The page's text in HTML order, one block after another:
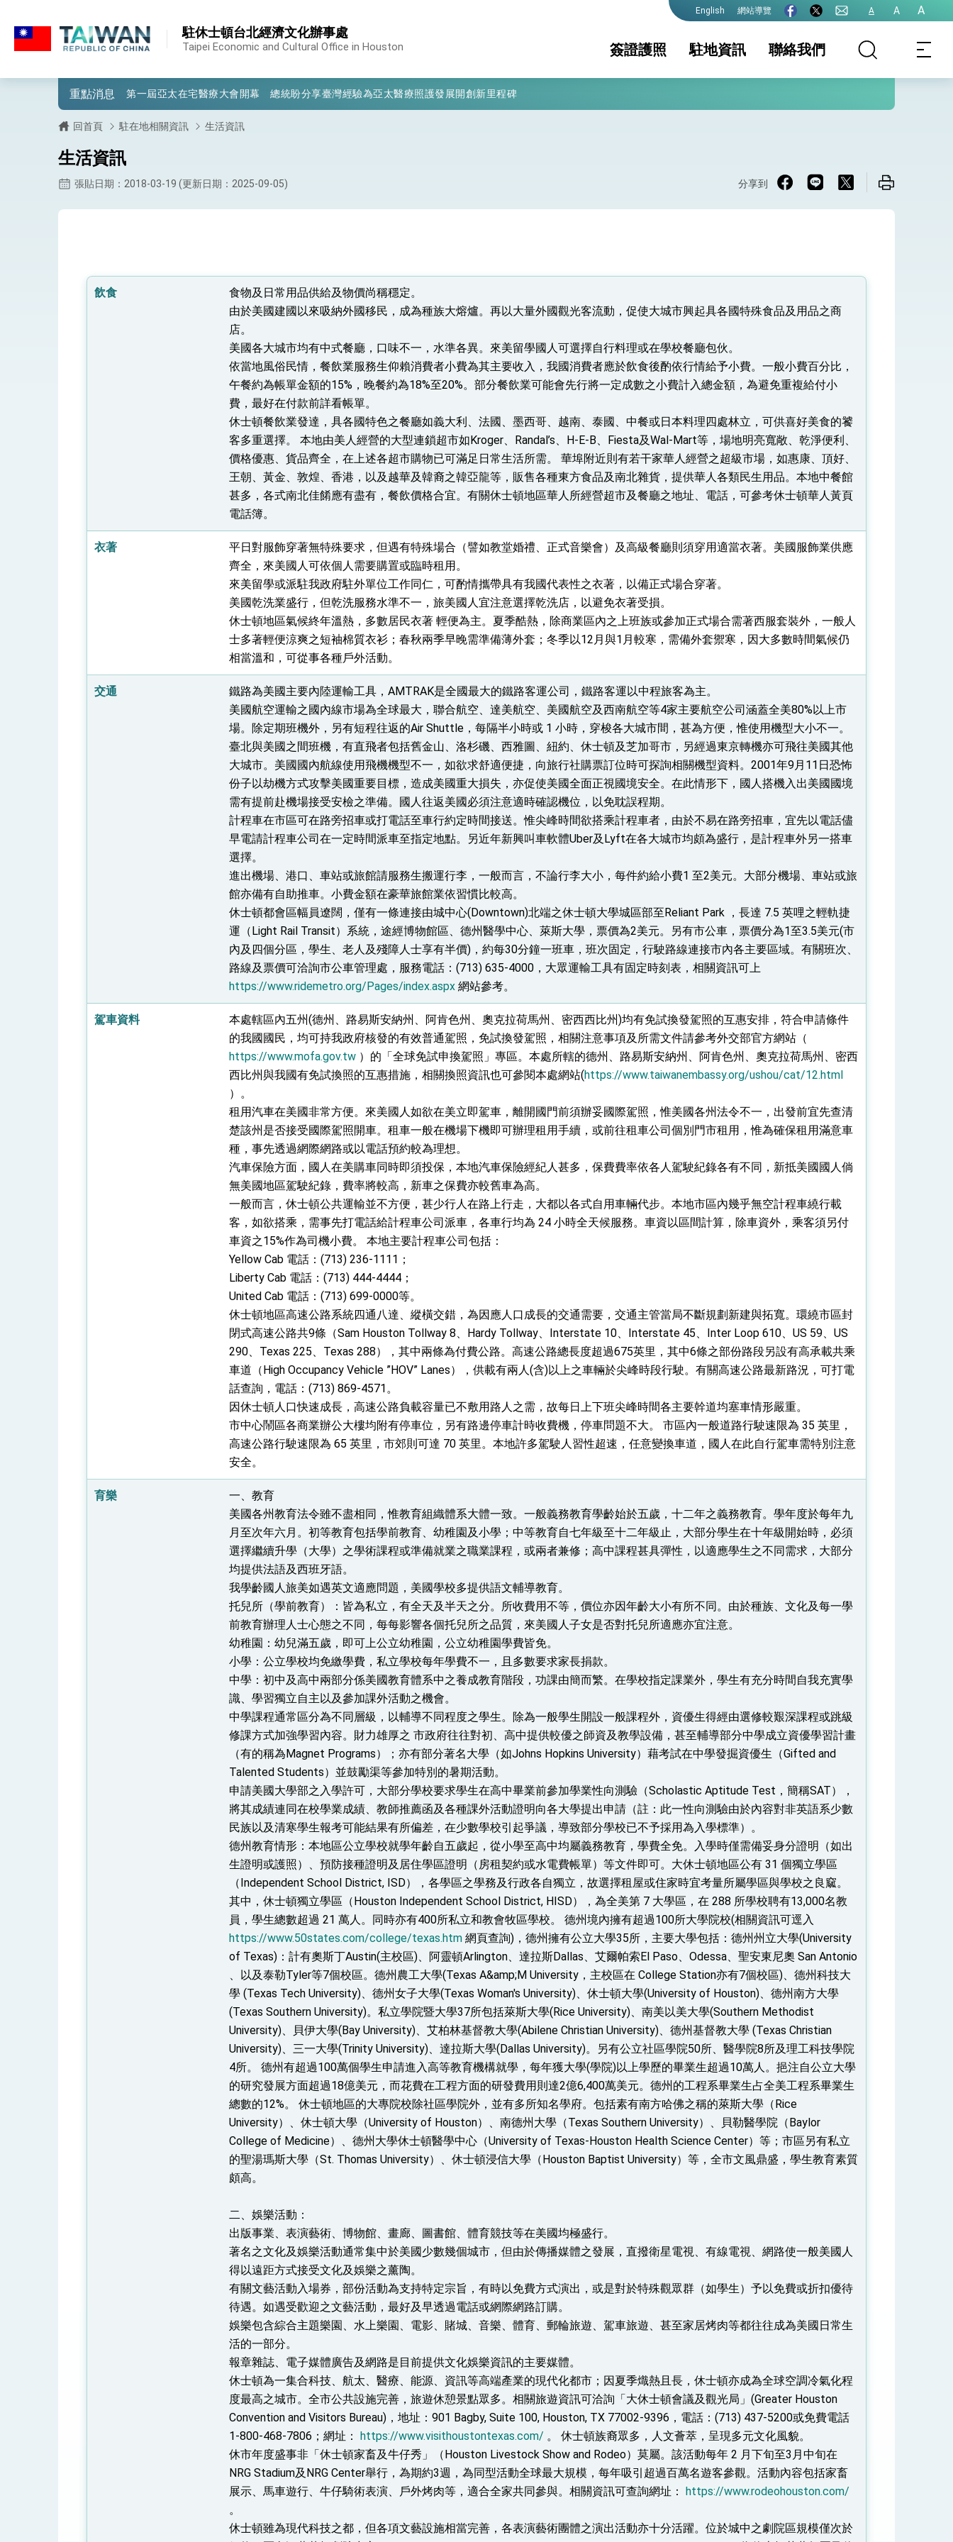
English 網站導覽 A A A
駐休士頓台北經濟文化辦事處
Taipei Economic and Cultural Office in Houston 簽證護照
服務時間(含年度國
重要公告 護照
駐地資訊
簽證及入境須知 駐地基本資料
生活資訊
聯絡我們
重點消息
外交部重要言論
第一屆亞太在宅醫療大會開幕 總統盼分享臺灣經驗為亞太醫療照護發展開創新里程碑
外交部發布WHA文宣影片「台灣醫療點亮世界」及「台灣智慧醫療與健康產業展」預告短片，向世界展現台灣守護全球健康的創新能量
堅定走向世界 賴總統抵達史瓦帝尼王國進行國是訪問
總統與五院院長新春茶敘 盼化分歧為團結、為國家邁出合作第一步
臺美簽署「對等貿易協定」確立對等關稅15%且不疊加 我輸美2072項產品豁免對等關稅
外交部長林佳龍於《外交事務》撰文指出：自由世界 需要台灣，團結合作方能守護繁榮
外交部長林佳龍出席《台灣光華雜誌》50週年慶「見證蛻變，分享世界的光華」開幕式，期許數位轉 型迎向下個50年
總統主持「台美經濟繁榮夥伴對話」記者會 說明臺美合作三大戰略方向 盼與民主夥伴共同引領 下一個世代的繁榮
外交部長林佳龍接受印尼「時代雜誌」專訪，闡述印太安全局勢，籲深化台印尼半導體供應鏈合作
外交部長林佳龍午宴歡迎美國聯邦參議員蓋耶哥訪問團
外交部長林佳龍接見美國智庫「德國馬歇爾基金會」訪問團一行，深化跨大西洋戰略夥伴關係
臺美經貿談判獲階段性成果 卓揆期勉爭取時間完成「臺美對等貿易協定」簽署
卓揆：臺美關稅談判階段性結果有助臺灣取得有利戰略地位 全力支持「臺美對等貿易協定」簽署
外交部與數位發展部攜手合作，整合台灣雄厚數位實力，達成固邦榮邦目標
外交部長林佳龍主持第35次「參與亞太經濟合作策略小組」跨部會會議
民調顯示多數國人滿意政府外交表現，高度支持「總合外交」與台歐美日關係深化
總統以「韌性之島，希望之光」為題發表2026新 年談話
總統主持「守護民主台灣國安行動方案」記者會 強調以實力守護台海和平 以決心掌握國家命運
變局中 奮起的新臺灣 總統發表國慶演說
總統發表執政周年談話 盼面對未來挑戰 堅持團結 迎風轉型 穩健前行
我國政府將在美國亞利桑納州設立「駐鳳凰城辦事處」，進一步深化台美交流合作
回首頁 駐在地相關資訊 生活資訊
生活資訊
張貼日期：2018-03-19 (更新日期：2025-09-05) 分享到
飲食
食物及日常用品供給及物價尚稱穩定。
由於美國建國以來吸納外國移民，成為種族大熔爐。再以大量外國觀光客流動，促使大城市興起具各國特殊食品及用品之商
店。
美國各大城市均有中式餐廳，口味不一，水準各異。來美留學國人可選擇自行料理或在學校餐廳包伙。
依當地風俗民情，餐飲業服務生仰賴消費者小費為其主要收入，我國消費者應於飲食後酌依行情給予小費。一般小費百分比，
午餐約為帳單金額的15%，晚餐約為18%至20%。部分餐飲業可能會先行將一定成數之小費計入總金額，為避免重複給付小
費，最好在付款前詳看帳單。
休士頓餐飲業發達，具各國特色之餐廳如義大利、法國、墨西哥、越南、泰國、中餐或日本料理四處林立，可供喜好美食的饕
客多重選擇。 本地由美人經營的大型連鎖超市如Kroger、Randal’s、H-E-B、Fiesta及Wal-Mart等，場地明亮寬敞、乾淨便利、
價格優惠、貨品齊全，在上述各超市購物已可滿足日常生活所需。 華埠附近則有若干家華人經營之超級市場，如惠康、頂好、
王朝、黃金、敦煌、香港，以及越華及韓裔之韓亞龍等，販售各種東方食品及南北雜貨，提供華人各類民生用品。本地中餐館
甚多，各式南北佳餚應有盡有，餐飲價格合宜。有關休士頓地區華人所經營超市及餐廳之地址、電話，可參考休士頓華人黃頁
電話簿。
衣著
平日對服飾穿著無特殊要求，但遇有特殊場合（譬如教堂婚禮、正式音樂會）及高級餐廳則須穿用適當衣著。美國服飾業供應
齊全，來美國人可依個人需要購置或臨時租用。
來美留學或派駐我政府駐外單位工作同仁，可酌情攜帶具有我國代表性之衣著，以備正式場合穿著。
美國乾洗業盛行，但乾洗服務水準不一，旅美國人宜注意選擇乾洗店，以避免衣著受損。
休士頓地區氣候終年溫熱，多數居民衣著 輕便為主。夏季酷熱，除商業區內之上班族或參加正式場合需著西服套裝外，一般人
士多著輕便涼爽之短袖棉質衣衫；春秋兩季早晚需準備薄外套；冬季以12月與1月較寒，需備外套禦寒，因大多數時間氣候仍
相當溫和，可從事各種戶外活動。
交通
鐵路為美國主要內陸運輸工具，AMTRAK是全國最大的鐵路客運公司，鐵路客運以中程旅客為主。
美國航空運輸之國內線市場為全球最大，聯合航空、達美航空、美國航空及西南航空等4家主要航空公司涵蓋全美80%以上市
場。除定期班機外，另有短程往返的Air Shuttle，每隔半小時或 1 小時，穿梭各大城市間，甚為方便，惟使用機型大小不一。
臺北與美國之間班機，有直飛者包括舊金山、洛杉磯、西雅圖、紐約、休士頓及芝加哥市，另經過東京轉機亦可飛往美國其他
大城市。美國國內航線使用飛機機型不一，如欲求舒適便捷，向旅行社購票訂位時可探詢相關機型資料。2001年9月11日恐怖
份子以劫機方式攻擊美國重要目標，造成美國重大損失，亦促使美國全面正視國境安全。在此情形下，國人搭機入出美國國境
需有提前赴機場接受安檢之準備。國人往返美國必須注意適時確認機位，以免耽誤程期。
計程車在市區可在路旁招車或打電話至車行約定時間接送。惟尖峰時間欲搭乘計程車者，由於不易在路旁招車，宜先以電話儘
早電請計程車公司在一定時間派車至指定地點。另近年新興叫車軟體Uber及Lyft在各大城市均頗為盛行，是計程車外另一搭車
選擇。
進出機場、港口、車站或旅館請服務生搬運行李，一般而言，不論行李大小，每件約給小費1 至2美元。大部分機場、車站或旅
館亦備有自助推車。小費金額在豪華旅館業依習慣比較高。
休士頓都會區幅員遼闊，僅有一條連接由城中心(Downtown)北端之休士頓大學城區部至Reliant Park ，長達 7.5 英哩之輕軌捷
運（Light Rail Transit）系統，途經博物館區、德州醫學中心、萊斯大學，票價為2美元。另有市公車，票價分為1至3.5美元(市
內及四個分區，學生、老人及殘障人士享有半價)，約每30分鐘一班車，班次固定，行駛路線連接市內各主要區域。有關班次、
路線及票價可洽詢市公車管理處，服務電話：(713) 635-4000，大眾運輸工具有固定時刻表，相關資訊可上
https://www.ridemetro.org/Pages/index.aspx 網站參考。
駕車資料
本處轄區內五州(德州、路易斯安納州、阿肯色州、奧克拉荷馬州、密西西比州)均有免試換發駕照的互惠安排，符合申請條件
的我國國民，均可持我政府核發的有效普通駕照，免試換發駕照，相關注意事項及所需文件請參考外交部官方網站（
https://www.mofa.gov.tw ）的「全球免試申換駕照」專區。本處所轄的德州、路易斯安納州、阿肯色州、奧克拉荷馬州、密西
西比州與我國有免試換照的互惠措施，相關換照資訊也可參閱本處網站(https://www.taiwanembassy.org/ushou/cat/12.html
）。
租用汽車在美國非常方便。來美國人如欲在美立即駕車，離開國門前須辦妥國際駕照，惟美國各州法令不一，出發前宜先查清
楚該州是否接受國際駕照開車。租車一般在機場下機即可辦理租用手續，或前往租車公司個別門市租用，惟為確保租用滿意車
種，事先透過網際網路或以電話預約較為理想。
汽車保險方面，國人在美購車同時即須投保，本地汽車保險經紀人甚多，保費費率依各人駕駛紀錄各有不同，新抵美國國人倘
無美國地區駕駛紀錄，費率將較高，新車之保費亦較舊車為高。
一般而言，休士頓公共運輸並不方便，甚少行人在路上行走，大都以各式自用車輛代步。本地市區內幾乎無空計程車繞行載
客，如欲搭乘，需事先打電話給計程車公司派車，各車行均為 24 小時全天候服務。車資以區間計算，除車資外，乘客須另付
車資之15%作為司機小費。 本地主要計程車公司包括：
Yellow Cab 電話：(713) 236-1111；
Liberty Cab 電話：(713) 444-4444；
United Cab 電話：(713) 699-0000等。
休士頓地區高速公路系統四通八達、縱橫交錯，為因應人口成長的交通需要，交通主管當局不斷規劃新建與拓寬。環繞市區封
閉式高速公路共9條（Sam Houston Tollway 8、Hardy Tollway、Interstate 10、Interstate 45、Inter Loop 610、US 59、US
290、Texas 225、Texas 288），其中兩條為付費公路。高速公路總長度超過675英里，其中6條之部份路段另設有高承載共乘
車道（High Occupancy Vehicle ”HOV” Lanes），供載有兩人(含)以上之車輛於尖峰時段行駛。有關高速公路最新路況，可打電
話查詢，電話：(713) 869-4571。
因休士頓人口快速成長，高速公路負載容量已不敷用路人之需，故每日上下班尖峰時間各主要幹道均塞車情形嚴重。
市中心鬧區各商業辦公大樓均附有停車位，另有路邊停車計時收費機，停車問題不大。 市區內一般道路行駛速限為 35 英里，
高速公路行駛速限為 65 英里，市郊則可達 70 英里。本地許多駕駛人習性超速，任意變換車道，國人在此自行駕車需特別注意
安全。
育樂
一、教育
美國各州教育法令雖不盡相同，惟教育組織體系大體一致。一般義務教育學齡始於五歲，十二年之義務教育。學年度於每年九
月至次年六月。初等教育包括學前教育、幼稚園及小學；中等教育自七年級至十二年級止，大部分學生在十年級開始時，必須
選擇繼續升學（大學）之學術課程或準備就業之職業課程，或兩者兼修；高中課程甚具彈性，以適應學生之不同需求，大部分
均提供法語及西班牙語。
我學齡國人旅美如遇英文適應問題，美國學校多提供語文輔導教育。
托兒所（學前教育）：皆為私立，有全天及半天之分。所收費用不等，價位亦因年齡大小有所不同。由於種族、文化及每一學
前教育辦理人士心態之不同，每每影響各個托兒所之品質，來美國人子女是否對托兒所適應亦宜注意。
幼稚園：幼兒滿五歲，即可上公立幼稚園，公立幼稚園學費皆免。
小學：公立學校均免繳學費，私立學校每年學費不一，且多數要求家長捐款。
中學：初中及高中兩部分係美國教育體系中之養成教育階段，功課由簡而繁。在學校指定課業外，學生有充分時間自我充實學
識、學習獨立自主以及參加課外活動之機會。
中學課程通常區分為不同層級，以輔導不同程度之學生。除為一般學生開設一般課程外，資優生得經由選修較艱深課程或跳級
修課方式加強學習內容。財力雄厚之 市政府往往對初、高中提供較優之師資及教學設備，甚至輔導部分中學成立資優學習計畫
（有的稱為Magnet Programs）；亦有部分著名大學（如Johns Hopkins University）藉考試在中學發掘資優生（Gifted and
Talented Students）並鼓勵渠等參加特別的暑期活動。
申請美國大學部之入學許可，大部分學校要求學生在高中畢業前參加學業性向測驗（Scholastic Aptitude Test，簡稱SAT），
將其成績連同在校學業成績、教師推薦函及各種課外活動證明向各大學提出申請（註：此一性向測驗由於內容對非英語系少數
民族以及清寒學生報考可能結果有所偏差，在少數學校引起爭議，導致部分學校已不予採用為入學標準）。
德州教育情形：本地區公立學校就學年齡自五歲起，從小學至高中均屬義務教育，學費全免。入學時僅需備妥身分證明（如出
生證明或護照）、預防接種證明及居住學區證明（房租契約或水電費帳單）等文件即可。大休士頓地區公有 31 個獨立學區
（Independent School District, ISD），各學區之學務及行政各自獨立，故選擇租屋或住家時宜考量所屬學區與學校之良窳。
其中，休士頓獨立學區（Houston Independent School District, HISD），為全美第 7 大學區，在 288 所學校聘有13,000名教
員，學生總數超過 21 萬人。同時亦有400所私立和教會牧區學校。 德州境內擁有超過100所大學院校(相關資訊可逕入
https://www.50states.com/college/texas.htm 網頁查詢)，德州擁有公立大學35所，主要大學包括：德州州立大學(University
of Texas)：計有奧斯丁Austin(主校區)、阿靈頓Arlington、達拉斯Dallas、艾爾帕索El Paso、Odessa、聖安東尼奧 San Antonio
、以及泰勒Tyler等7個校區。德州農工大學(Texas A&amp;M University，主校區在 College Station亦有7個校區)、德州科技大
學 (Texas Tech University)、德州女子大學(Texas Woman's University)、休士頓大學(University of Houston)、德州南方大學
(Texas Southern University)。私立學院暨大學37所包括萊斯大學(Rice University)、南美以美大學(Southern Methodist
University)、貝伊大學(Bay University)、艾柏林基督教大學(Abilene Christian University)、德州基督教大學 (Texas Christian
University)、三一大學(Trinity University)、達拉斯大學(Dallas University)。另有公立社區學院50所、醫學院8所及理工科技學院
4所。 德州有超過100萬個學生申請進入高等教育機構就學，每年獲大學(學院)以上學歷的畢業生超過10萬人。挹注自公立大學
的研究發展方面超過18億美元，而花費在工程方面的研發費用則達2億6,400萬美元。德州的工程系畢業生占全美工程系畢業生
總數的12%。 休士頓地區的大專院校除社區學院外，並有多所知名學府。包括素有南方哈佛之稱的萊斯大學（Rice
University）、休士頓大學（University of Houston）、南德州大學（Texas Southern University）、貝勒醫學院（Baylor
College of Medicine）、德州大學休士頓醫學中心（University of Texas-Houston Health Science Center）等；市區另有私立
的聖湯瑪斯大學（St. Thomas University）、休士頓浸信大學（Houston Baptist University）等，全市文風鼎盛，學生教育素質
頗高。
二、娛樂活動：
出版事業、表演藝術、博物館、畫廊、圖書館、體育競技等在美國均極盛行。
著名之文化及娛樂活動通常集中於美國少數幾個城市，但由於傳播媒體之發展，直撥衛星電視、有線電視、網路使一般美國人
得以遠距方式接受文化及娛樂之薰陶。
有關文藝活動入場券，部份活動為支持特定宗旨，有時以免費方式演出，或是對於特殊觀眾群（如學生）予以免費或折扣優待
待遇。如遇受歡迎之文藝活動，最好及早透過電話或網際網路訂購。
娛樂包含綜合主題樂園、水上樂園、電影、賭城、音樂、體育、郵輪旅遊、駕車旅遊、甚至家居烤肉等都往往成為美國日常生
活的一部分。
報章雜誌、電子媒體廣告及網路是目前提供文化娛樂資訊的主要媒體。
休士頓為一集合科技、航太、醫療、能源、資訊等高端產業的現代化都市；因夏季熾熱且長，休士頓亦成為全球空調冷氣化程
度最高之城市。全市公共設施完善，旅遊休憩景點眾多。相關旅遊資訊可洽詢「大休士頓會議及觀光局」(Greater Houston
Convention and Visitors Bureau)，地址：901 Bagby, Suite 100, Houston, TX 77002-9396，電話：(713) 437-5200或免費電話
1-800-468-7806；網址： https://www.visithoustontexas.com/ 。 休士頓族裔眾多，人文薈萃，呈現多元文化風貌。
休市年度盛事非「休士頓家畜及牛仔秀」（Houston Livestock Show and Rodeo）莫屬。該活動每年 2 月下旬至3月中旬在
NRG Stadium及NRG Center舉行，為期約3週，為同型活動全球最大規模，每年吸引超過百萬名遊客參觀。活動內容包括家畜
展示、馬車遊行、牛仔騎術表演、戶外烤肉等，適合全家共同參與。相關資訊可查詢網址： https://www.rodeohouston.com/
。
休士頓雖為現代科技之都，但各項文藝設施相當完善，各表演藝術團體之演出活動亦十分活躍。位於城中之劇院區規模僅次於